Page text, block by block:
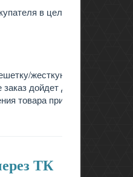
в целости и
жесткую
дойдет до Вас
товара при
ТК